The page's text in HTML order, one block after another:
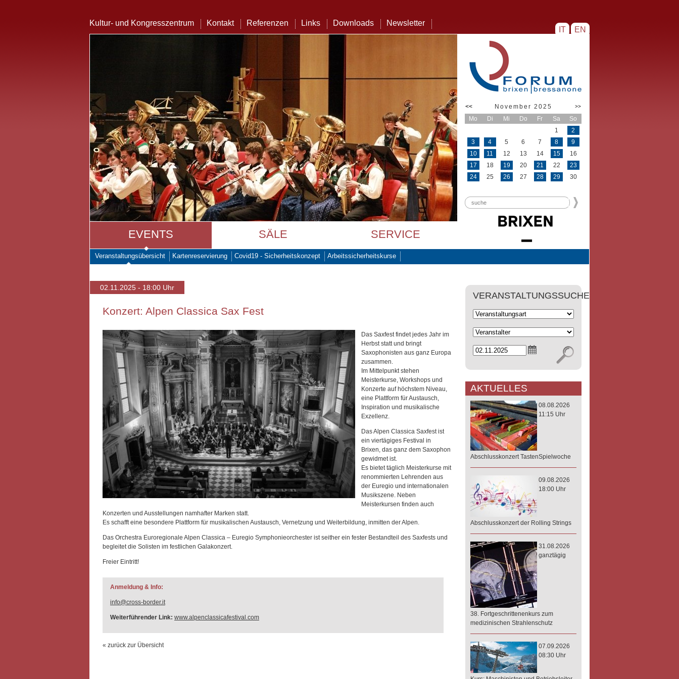
IT EN
Kultur- und Kongresszentrum Kontakt Referenzen Links Downloads Newsletter
EVENTS SÄLE SERVICE
<< November 2025 >>
Mo Di Mi Do Fr Sa
So
1
2
3
4 5 6 7 8
9
10
11 12 13 14 15
16
17
18 19 20 21 22
23
24
25 26 27 28 29 30
Veranstaltungsübersicht Kartenreservierung Covid19 - Sicherheitskonzept Arbeitssicherheitskurse
02.11.2025 - 18:00 Uhr
Konzert: Alpen Classica Sax Fest
Das Saxfest findet jedes Jahr im
Herbst statt und bringt
Saxophonisten aus ganz Europa
zusammen.
Im Mittelpunkt stehen
Meisterkurse, Workshops und
Konzerte auf höchstem Niveau,
eine Plattform für Austausch,
Inspiration und musikalische
Exzellenz.
Das Alpen Classica Saxfest ist
ein viertägiges Festival in
Brixen, das ganz dem Saxophon
gewidmet ist.
Es bietet täglich Meisterkurse mit
renommierten Lehrenden aus
der Euregio und internationalen
Musikszene. Neben
Meisterkursen finden auch
Konzerten und Ausstellungen namhafter Marken statt.
Es schafft eine besondere Plattform für musikalischen Austausch, Vernetzung und Weiterbildung, inmitten der Alpen.
Das Orchestra Euroregionale Alpen Classica – Euregio Symphonieorchester ist seither ein fester Bestandteil des Saxfests und
begleitet die Solisten im festlichen Galakonzert.
Freier Eintritt!
Anmeldung & Info:
info@cross-border.it
Weiterführender Link: www.alpenclassicafestival.com
« zurück zur Übersicht
VERANSTALTUNGSSUCHE
AKTUELLES
08.08.2026
11:15 Uhr
Abschlusskonzert TastenSpielwoche
09.08.2026
18:00 Uhr
Abschlusskonzert der Rolling Strings
31.08.2026
ganztägig
38. Fortgeschrittenenkurs zum
medizinischen Strahlenschutz
07.09.2026
08:30 Uhr